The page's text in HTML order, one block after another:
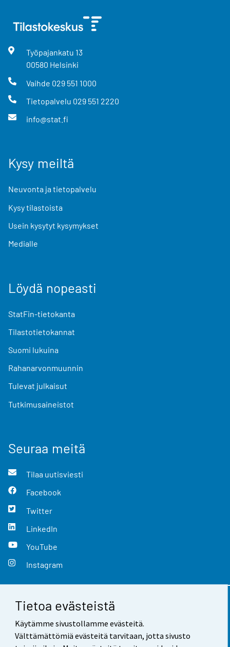
Tietoa evästeistä
Käytämme sivustollamme evästeitä.
Välttämättömiä evästeitä tarvitaan, jotta sivusto
Työpajankatu 13
00580 Helsinki
Vaihde 029 551 1000
Tietopalvelu 029 551 2220
info@stat.fi
Kysy meiltä
Neuvonta ja tietopalvelu
Kysy tilastoista
Usein kysytyt kysymykset
Medialle
Löydä nopeasti
StatFin-tietokanta
Tilastotietokannat
Suomi lukuina
Rahanarvonmuunnin
Tulevat julkaisut
Tutkimusaineistot
Seuraa meitä
Tilaa uutisviesti
Facebook
Twitter
LinkedIn
YouTube
Instagram
Yhteystiedot
Palaute